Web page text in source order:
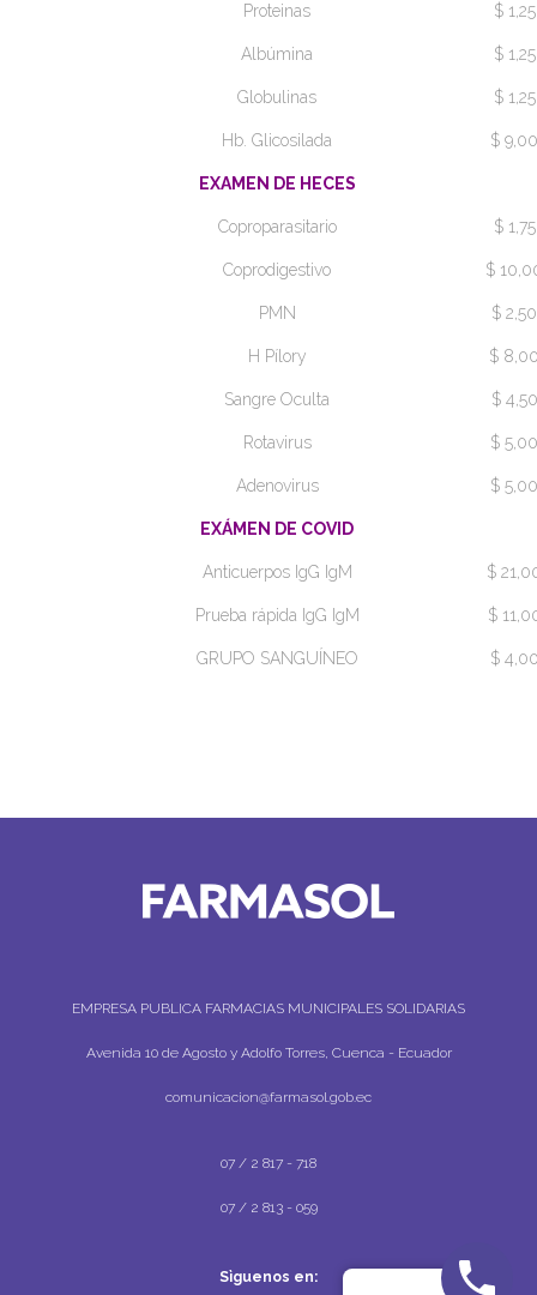
Proteinas $ 1,25
Albúmina $ 1,25
Globulinas $ 1,25
Hb. Glicosilada $ 9,00
EXAMEN DE HECES
Coproparasitario $ 1,75
Coprodigestivo $
PMN $ 2,50
H Pílory $
Sangre Oculta $ 4,50
Rotavirus $ 5,00
Adenovirus $ 5,00
EXÁMEN DE COVID
Anticuerpos IgG IgM $
Prueba rápida IgG IgM $
GRUPO SANGUÍNEO $
EMPRESA PUBLICA FARMACIAS MUNICIPALES SOLIDARIAS
Avenida 10 de Agosto y Adolfo Torres, Cuenca - Ecuador
comunicacion@farmasol.gob.ec
07 / 2 817 - 718
07 / 2 813 - 059
Sìguenos en: